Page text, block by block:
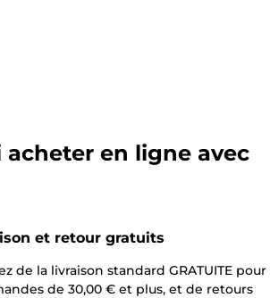
acheter en ligne avec
et retour gratuits
de la livraison standard GRATUITE pour
de 30,00 € et plus, et de retours